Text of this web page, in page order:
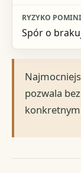
Spór o
pozwala